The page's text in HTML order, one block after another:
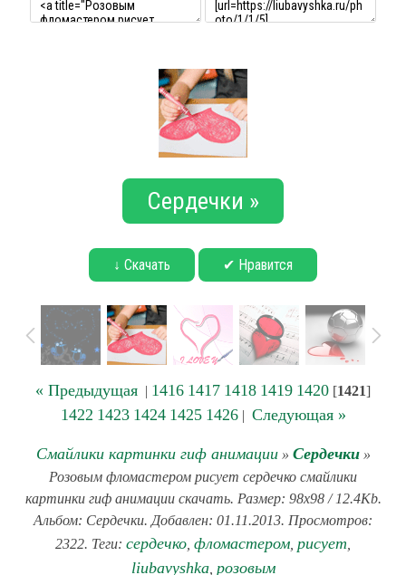
Сердечки »
↓ Скачать ✔ Нравится
« Предыдущая | 1416 1417 1418 1419 1420 [1421]
1422 1423 1424 1425 1426| Следующая »
Смайлики картинки гиф анимации» Сердечки»
Розовым фломастером рисует сердечко смайлики
картинки гиф анимации скачать. Размер: 98x98 / 12.4Kb.
Альбом: Сердечки. Добавлен: 01.11.2013. Просмотров:
2322. Теги: сердечко фломастером рисует
liubavyshka, розовым